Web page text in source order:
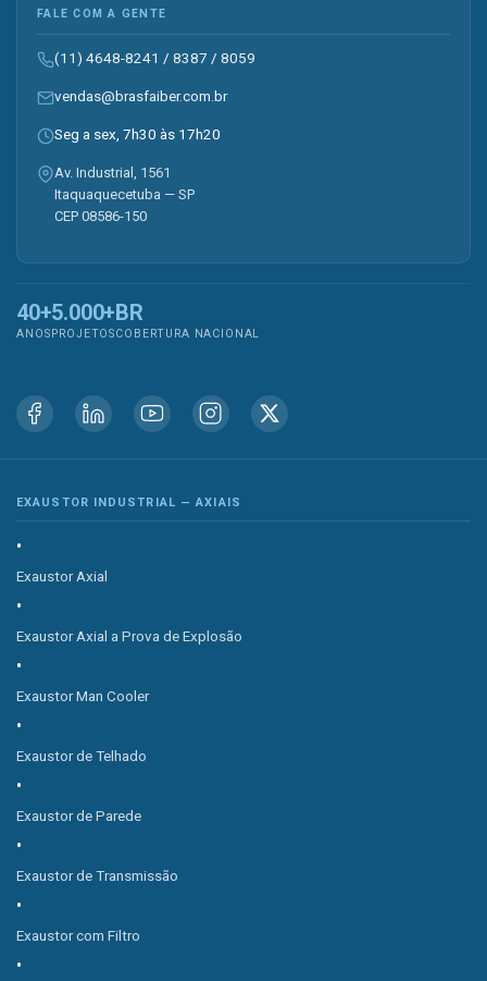
FALE COM A GENTE
(11) 4648-8241 / 8387 / 8059
vendas@brasfaiber.com.br
Seg a sex, 7h30 às 17h20
Av. Industrial, 1561
Itaquaquecetuba — SP
CEP 08586-150
40+
ANOS
5.000+
PROJETOS
BR
COBERTURA NACIONAL
EXAUSTOR INDUSTRIAL — AXIAIS
Exaustor Axial
Exaustor Axial a Prova de Explosão
Exaustor Man Cooler
Exaustor de Telhado
Exaustor de Parede
Exaustor de Transmissão
Exaustor com Filtro